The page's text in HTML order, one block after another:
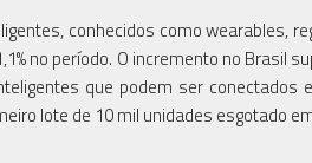
conhecidos como wearables,
no período. O incremento no Brasil
que podem ser conectados
lote de 10 mil unidades esgotado